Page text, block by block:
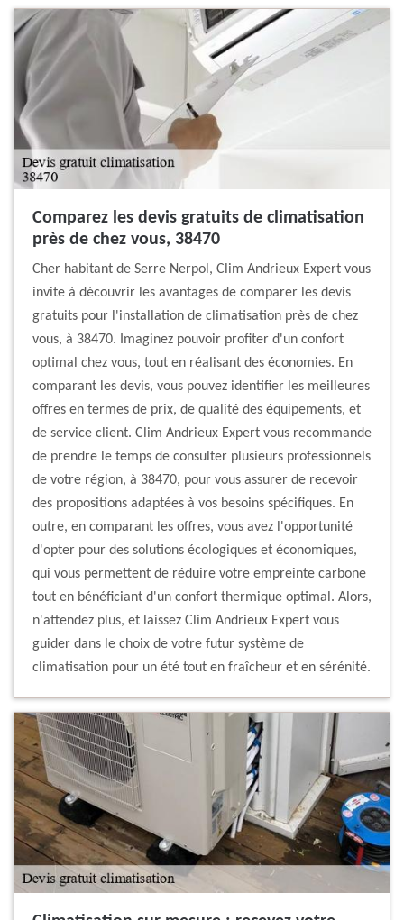
Comparez les devis gratuits de climatisation
près de chez vous, 38470
Cher habitant de Serre Nerpol, Clim Andrieux Expert vous
invite à découvrir les avantages de comparer les devis
gratuits pour l'installation de climatisation près de chez
vous, à 38470. Imaginez pouvoir profiter d'un confort
optimal chez vous, tout en réalisant des économies. En
comparant les devis, vous pouvez identifier les meilleures
offres en termes de prix, de qualité des équipements, et
de service client. Clim Andrieux Expert vous recommande
de prendre le temps de consulter plusieurs professionnels
de votre région, à 38470, pour vous assurer de recevoir
des propositions adaptées à vos besoins spécifiques. En
outre, en comparant les offres, vous avez l'opportunité
d'opter pour des solutions écologiques et économiques,
qui vous permettent de réduire votre empreinte carbone
tout en bénéficiant d'un confort thermique optimal. Alors,
n'attendez plus, et laissez Clim Andrieux Expert vous
guider dans le choix de votre futur système de
climatisation pour un été tout en fraîcheur et en sérénité.